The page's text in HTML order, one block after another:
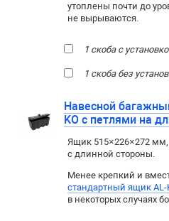
утоплены почти до
не вырываются.
1 скоба с
1 скоба без
Навесной
KO с петлями на
Ящик 515×226×272 мм,
с длинной стороны.
Менее крепкий и
стандартный ящик AL-
в некоторых случаях